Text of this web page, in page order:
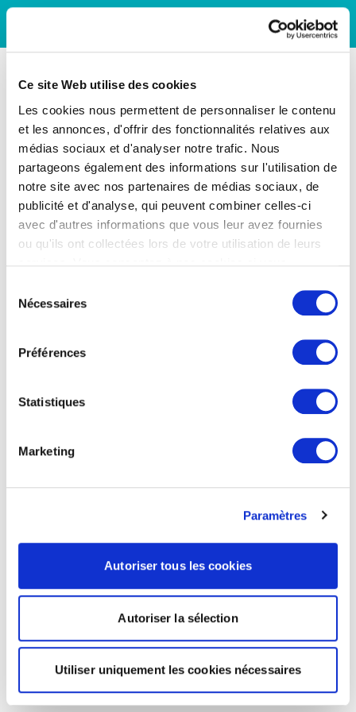
Ce site Web utilise des cookies
Les cookies nous permettent de personnaliser le contenu
et les annonces, d'offrir des fonctionnalités relatives aux
médias sociaux et d'analyser notre trafic. Nous
partageons également des informations sur l'utilisation de
notre site avec nos partenaires de médias sociaux, de
publicité et d'analyse, qui peuvent combiner celles-ci
avec d'autres informations que vous leur avez fournies
ou qu'ils ont collectées lors de votre utilisation de leurs
Nécessaires
Préférences
Statistiques
Marketing
Paramètres
Autoriser tous les cookies
Autoriser la sélection
Utiliser uniquement les cookies nécessaires